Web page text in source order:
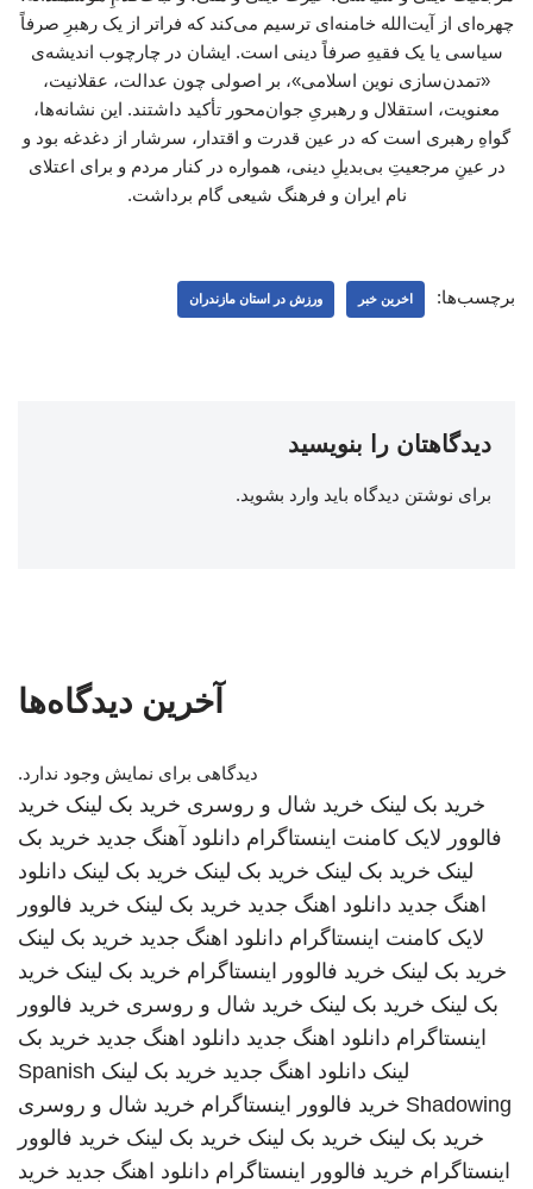
چهره‌ای از آیت‌الله خامنه‌ای ترسیم می‌کند که فراتر از یک رهبرِ صرفاً
سیاسی یا یک فقیهِ صرفاً دینی است. ایشان در چارچوب اندیشه‌ی
«تمدن‌سازی نوین اسلامی»، بر اصولی چون عدالت، عقلانیت،
معنویت، استقلال و رهبریِ جوان‌محور تأکید داشتند. این نشانه‌ها،
گواهِ رهبری است که در عین قدرت و اقتدار، سرشار از دغدغه بود و
در عینِ مرجعیتِ بی‌بدیلِ دینی، همواره در کنار مردم و برای اعتلای
نام ایران و فرهنگ شیعی گام برداشت.
برچسب‌ها: اخرین خبر ورزش در استان مازندران
دیدگاهتان را بنویسید
برای نوشتن دیدگاه باید وارد بشوید.
آخرین دیدگاه‌ها
دیدگاهی برای نمایش وجود ندارد.
خرید بک لینک خرید شال و روسری خرید بک لینک خرید
فالوور لایک کامنت اینستاگرام دانلود آهنگ جدید خرید بک
لینک خرید بک لینک خرید بک لینک خرید بک لینک دانلود
اهنگ جدید دانلود اهنگ جدید خرید بک لینک خرید فالوور
لایک کامنت اینستاگرام دانلود اهنگ جدید خرید بک لینک
خرید بک لینک خرید فالوور اینستاگرام خرید بک لینک خرید
بک لینک خرید بک لینک خرید شال و روسری خرید فالوور
اینستاگرام دانلود اهنگ جدید دانلود اهنگ جدید خرید بک
لینک دانلود اهنگ جدید خرید بک لینک Spanish
Shadowing خرید فالوور اینستاگرام خرید شال و روسری
خرید بک لینک خرید بک لینک خرید بک لینک خرید فالوور
اینستاگرام خرید فالوور اینستاگرام دانلود اهنگ جدید خرید